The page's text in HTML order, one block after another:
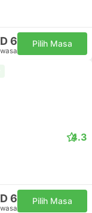
6 Pilih Masa
4.3
6 Pilih Masa